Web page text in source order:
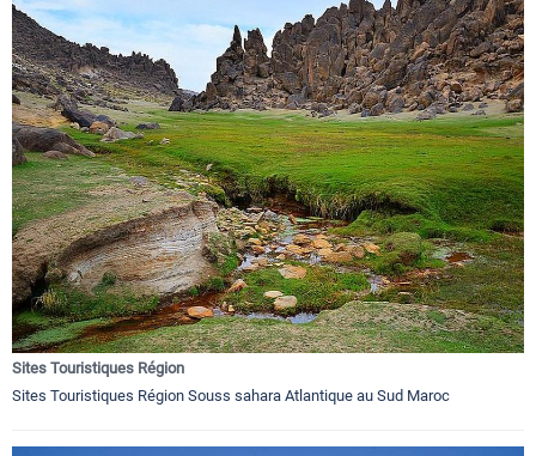
Sites Touristiques Région
Sites Touristiques Région Souss sahara Atlantique au Sud Maroc